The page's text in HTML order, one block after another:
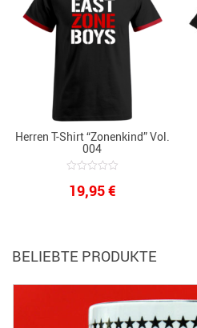
Herren T-Shirt “Zonenkind” Vol.
004
out
of
19,95€
BELIEBTE PRODUKTE